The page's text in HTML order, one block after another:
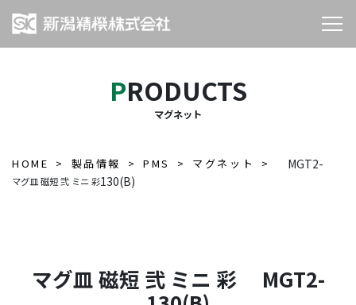
PRODUCTS
マグネット
HOME 製品情報 PMS マグネット
マグ皿 磁短 弐 ミニ 彩
MGT2-
130(B)
マグ皿 磁短 弐 ミニ 彩 MGT2-